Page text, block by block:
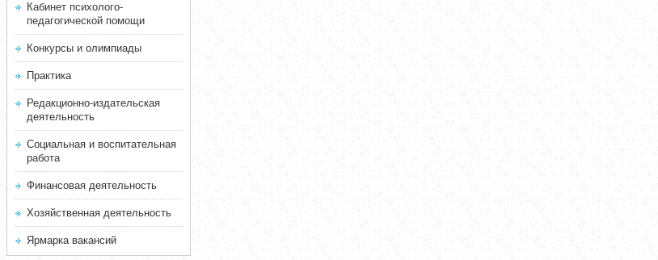
Кабинет психолого-
педагогической помощи
Конкурсы и олимпиады
Практика
Редакционно-издательская
деятельность
Социальная и воспитательная
работа
Финансовая деятельность
Хозяйственная деятельность
Ярмарка вакансий